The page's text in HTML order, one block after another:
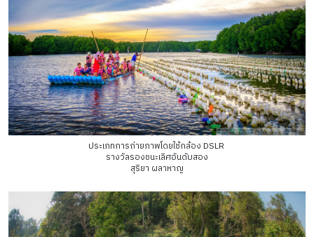
ประเภทการถ่ายภาพโดยใช้กล้อง DSLR
รางวัลรองชนะเลิศอันดับสอง
สุริยา ผลาหาญ